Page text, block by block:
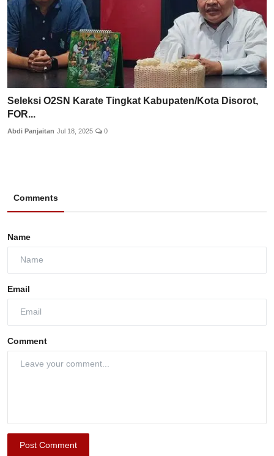
Seleksi O2SN Karate Tingkat Kabupaten/Kota Disorot,
FOR...
Abdi Panjaitan Jul 18, 2025 0
Comments
Name
Email
Comment
Post Comment